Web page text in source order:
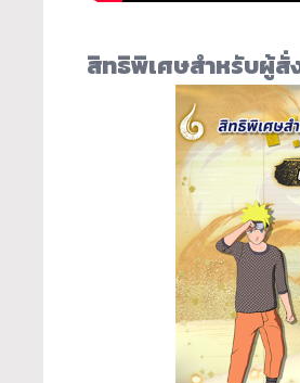
สิทธิพิเศษสำหรับผู้สั่